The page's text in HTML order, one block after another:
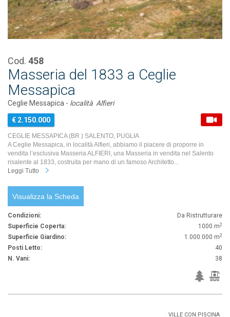
Cod. 458
Masseria del 1833 a Ceglie
Messapica
Ceglie Messapica - località Alfieri
€ 2.150.000
CEGLIE MESSAPICA (BR ) SALENTO, PUGLIA
A Ceglie Messapica, in località Alfieri, abbiamo il piacere di proporre in
vendita l’esclusiva Masseria ALFIERI, una Masseria in vendita nel Salento
risalente al 1833, costruita per mano di un famoso Architetto...
Leggi Tutto
Visualizza la Scheda
Condizioni:
Da Ristrutturare
Superficie Coperta:
1000 m2
Superficie Giardino: 1.000.000 m2
Posti Letto:
40
N. Vani:
38
VILLE CON PISCINA